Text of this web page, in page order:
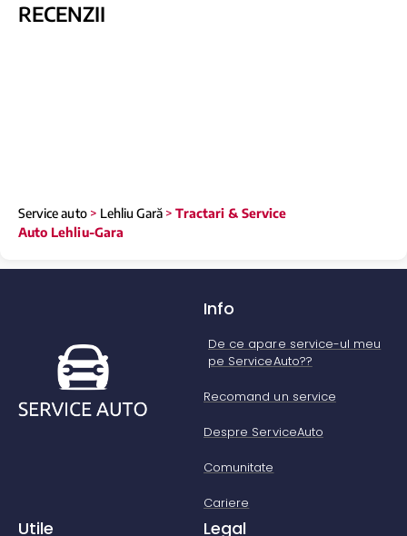
RECENZII
Service auto> Lehliu Gară >Tractari & Service
Auto Lehliu-Gara
Info
De ce apare service-ul meu
pe ServiceAuto??
Recomand un service
Despre ServiceAuto
Comunitate
Cariere
Utile Legal